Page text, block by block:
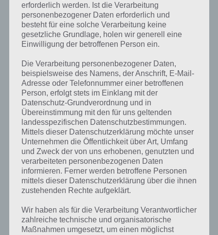
Kurze Begriffserklärung zur Lösung
Seemann
Seemann ist die Lösung für das tägliche Rätsel am 12.9.2017 in 4
Bilder 1 Wort, doch welche Bedeutung hat dieses eigentlich?
Seemann, ja das steckt ja bereits im Name, ist jemand, der auf einem
Seeschiff arbeitet, also dort beschäftigt ist. Wenn ein Schuss unter
deutsche Flagge fährt, ist das Arbeitsverhältnis der Seeleute im
Seearbeitsgesetzt festgehalten.
Bei den Seemännern gibt es unterschiedliche Dienstgrade und
Schiffsbetrieb leitet. Um Kapitän zu werden, benötigt es eine
Ausbildung und man muss mindestens ein Jahr als nautischer
Wachoffizier gearbeitet haben. Als solcher ist man zum Führen des
erforderlich werden. Ist die Verarbeitung
personenbezogener Daten erforderlich und
besteht für eine solche Verarbeitung keine
gesetzliche Grundlage, holen wir generell eine
Einwilligung der betroffenen Person ein.
Die Verarbeitung personenbezogener Daten,
beispielsweise des Namens, der Anschrift, E-Mail-
Adresse oder Telefonnummer einer betroffenen
Person, erfolgt stets im Einklang mit der
Datenschutz-Grundverordnung und in
Übereinstimmung mit den für uns geltenden
landesspezifischen Datenschutzbestimmungen.
Mittels dieser Datenschutzerklärung möchte unser
Unternehmen die Öffentlichkeit über Art, Umfang
und Zweck der von uns erhobenen, genutzten und
verarbeiteten personenbezogenen Daten
informieren. Ferner werden betroffene Personen
mittels dieser Datenschutzerklärung über die ihnen
zustehenden Rechte aufgeklärt.
Wir haben als für die Verarbeitung Verantwortlicher
zahlreiche technische und organisatorische
Maßnahmen umgesetzt, um einen möglichst